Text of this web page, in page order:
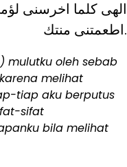
اطعمتنى منتك.
mulutku oleh sebab
melihat
tiap aku berputus
sifat
bila melihat